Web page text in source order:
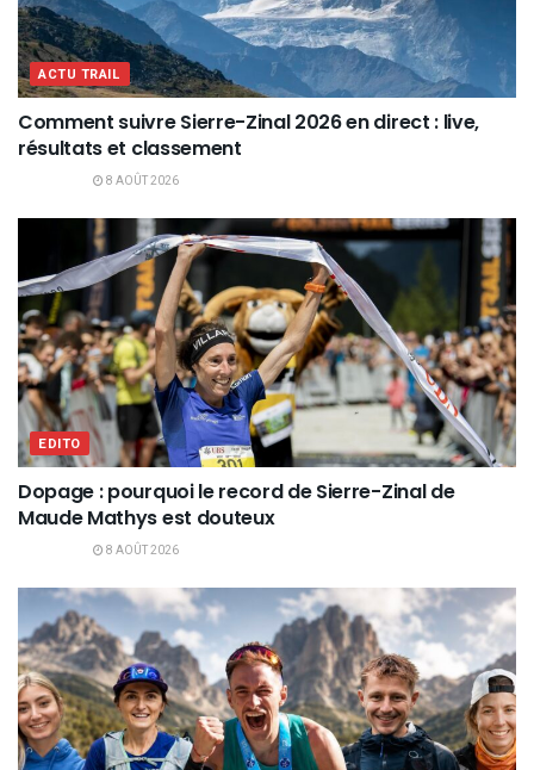
ACTU TRAIL
Comment suivre Sierre-Zinal 2026 en direct : live,
résultats et classement
8 AOÛT 2026
EDITO
Dopage : pourquoi le record de Sierre-Zinal de
Maude Mathys est douteux
8 AOÛT 2026